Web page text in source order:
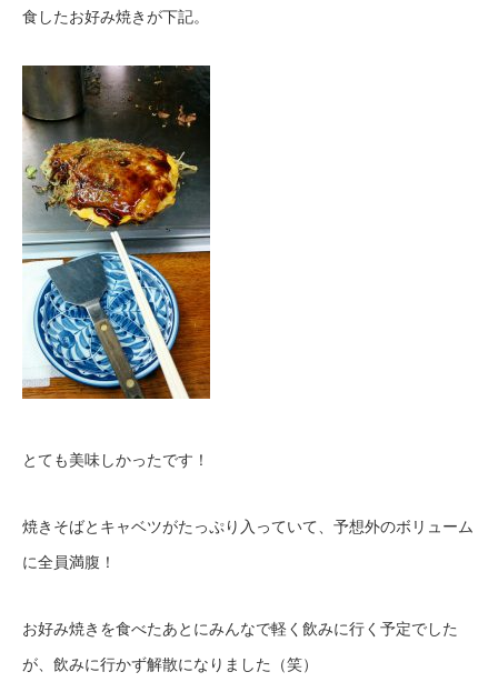
食したお好み焼きが下記。
とても美味しかったです！
焼きそばとキャベツがたっぷり入っていて、予想外のボリューム
に全員満腹！
お好み焼きを食べたあとにみんなで軽く飲みに行く予定でした
が、飲みに行かず解散になりました（笑）